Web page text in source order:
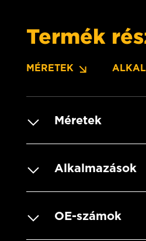
Termék
MÉRETEK
Méretek
Alkalmazások
OE-számok